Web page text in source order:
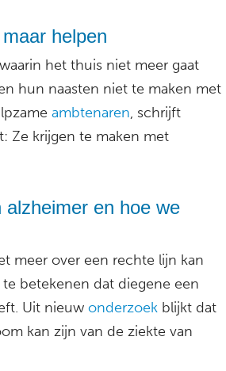
helpen
het thuis niet meer gaat
hun naasten niet te maken met
ambtenaren, schrijft
Ze krijgen te maken met
alzheimer en hoe we
meer over een rechte lijn kan
betekenen dat diegene een
Uit nieuw onderzoek blijkt dat
kan zijn van de ziekte van